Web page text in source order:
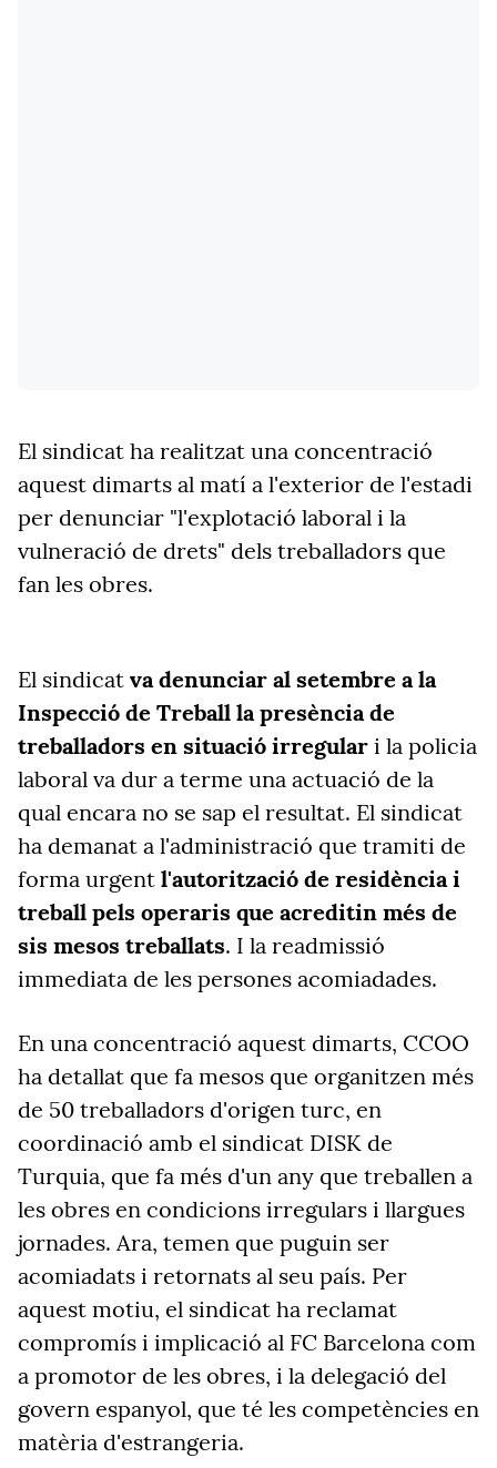
El sindicat ha realitzat una concentració
aquest dimarts al matí a l'exterior de l'estadi
per denunciar "l'explotació laboral i la
vulneració de drets" dels treballadors que
fan les obres.
El sindicat va denunciar al setembre a la
Inspecció de Treball la presència de
treballadors en situació irregular i la policia
laboral va dur a terme una actuació de la
qual encara no se sap el resultat. El sindicat
ha demanat a l'administració que tramiti de
forma urgent l'autorització de residència i
treball pels operaris que acreditin més de
sis mesos treballats. I la readmissió
immediata de les persones acomiadades.
En una concentració aquest dimarts, CCOO
ha detallat que fa mesos que organitzen més
de 50 treballadors d'origen turc, en
coordinació amb el sindicat DISK de
Turquia, que fa més d'un any que treballen a
les obres en condicions irregulars i llargues
jornades. Ara, temen que puguin ser
acomiadats i retornats al seu país. Per
aquest motiu, el sindicat ha reclamat
compromís i implicació al FC Barcelona com
a promotor de les obres, i la delegació del
govern espanyol, que té les competències en
matèria d'estrangeria.